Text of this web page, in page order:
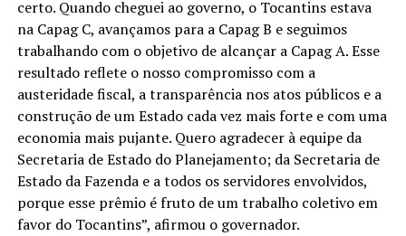
certo. Quando cheguei ao governo, o Tocantins estava
na Capag C, avançamos para a Capag B e seguimos
trabalhando com o objetivo de alcançar a Capag A. Esse
resultado reflete o nosso compromisso com a
austeridade fiscal, a transparência nos atos públicos e a
construção de um Estado cada vez mais forte e com uma
economia mais pujante. Quero agradecer à equipe da
Secretaria de Estado do Planejamento; da Secretaria de
Estado da Fazenda e a todos os servidores envolvidos,
porque esse prêmio é fruto de um trabalho coletivo em
favor do Tocantins”, afirmou o governador.